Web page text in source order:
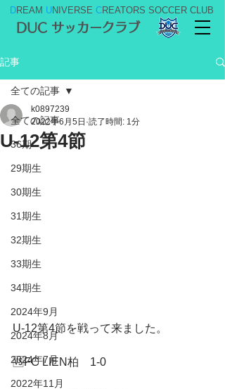
DREAM UNIVERSE CREATORS SOCCER CLUB
DUC サッカークラブ
記事
全ての記事
36期
29期生
30期生
31期生
32期生
33期生
34期生
2024年9月
2024年8月
2024年7月
2022年11月
全ての記事
U-12第4節
k0897239
2022年6月5日 読了時間: 1分
U-12第4節を戦って来ました。
🆚FC LIEN柏　1-0